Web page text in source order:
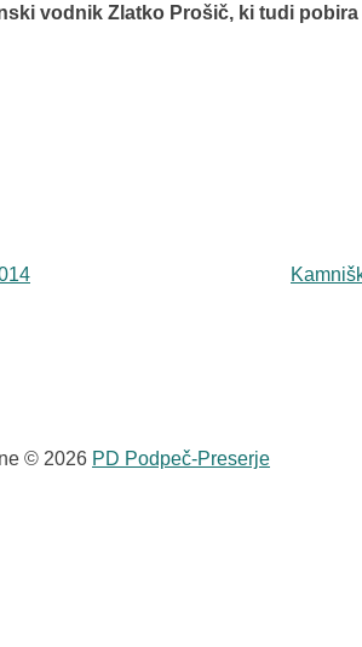
vodnik Zlatko Prošič, ki tudi pobira
© 2026 PD Podpeč-Preserje